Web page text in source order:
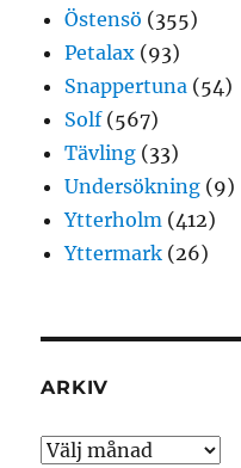
Östensö (355)
Petalax (93)
Snappertuna (54)
Solf(567)
Tävling (33)
Undersökning (9)
Ytterholm (412)
Yttermark (26)
ARKIV
Arkiv